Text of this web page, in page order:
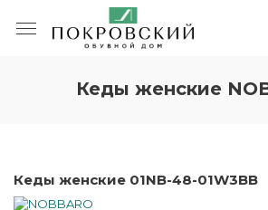
Кеды женские
Кеды женские 01NB-48-01W3BB